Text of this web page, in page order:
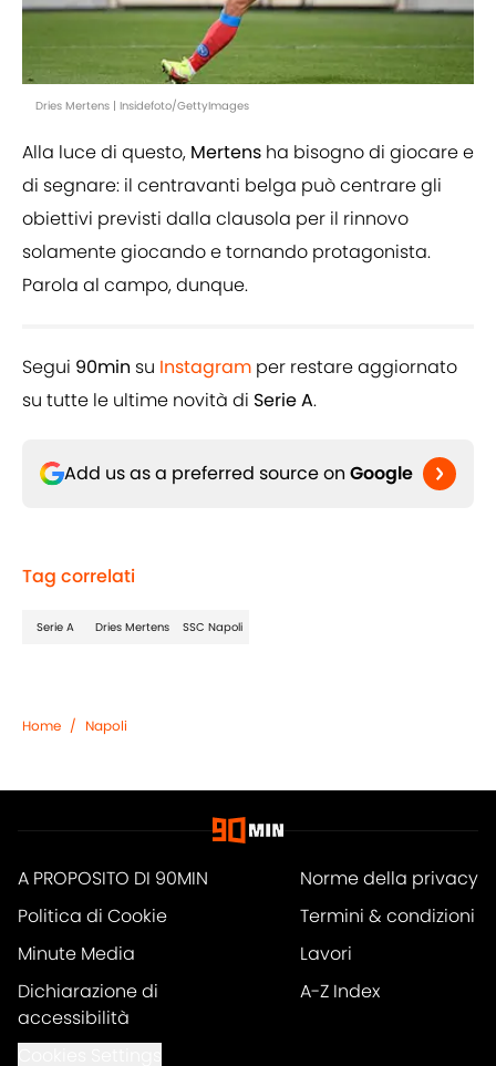
Dries Mertens | Insidefoto/GettyImages
Alla luce di questo, Mertens ha bisogno di giocare e
di segnare: il centravanti belga può centrare gli
obiettivi previsti dalla clausola per il rinnovo
solamente giocando e tornando protagonista.
Parola al campo, dunque.
Segui 90min su Instagram per restare aggiornato
su tutte le ultime novità di Serie A.
Add us as a preferred source on Google
Tag correlati
Serie A Dries Mertens SSC Napoli
Home / Napoli
A PROPOSITO DI 90MIN
Norme della privacy
Politica di Cookie
Termini & condizioni
Minute Media
Lavori
Dichiarazione di
accessibilità
A-Z Index